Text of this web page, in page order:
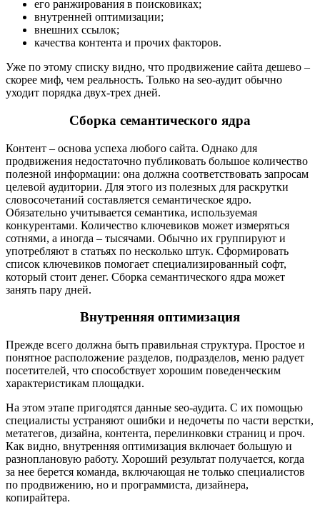
его ранжирования в поисковиках;
внутренней оптимизации;
внешних ссылок;
качества контента и прочих факторов.
Уже по этому списку видно, что продвижение сайта дешево –
скорее миф, чем реальность. Только на seo-аудит обычно
уходит порядка двух-трех дней.
Сборка семантического ядра
Контент – основа успеха любого сайта. Однако для
продвижения недостаточно публиковать большое количество
полезной информации: она должна соответствовать запросам
целевой аудитории. Для этого из полезных для раскрутки
словосочетаний составляется семантическое ядро.
Обязательно учитывается семантика, используемая
конкурентами. Количество ключевиков может измеряться
сотнями, а иногда – тысячами. Обычно их группируют и
употребляют в статьях по несколько штук. Сформировать
список ключевиков помогает специализированный софт,
который стоит денег. Сборка семантического ядра может
занять пару дней.
Внутренняя оптимизация
Прежде всего должна быть правильная структура. Простое и
понятное расположение разделов, подразделов, меню радует
посетителей, что способствует хорошим поведенческим
характеристикам площадки.
На этом этапе пригодятся данные seo-аудита. С их помощью
специалисты устраняют ошибки и недочеты по части верстки,
метатегов, дизайна, контента, перелинковки страниц и проч.
Как видно, внутренняя оптимизация включает большую и
разноплановую работу. Хороший результат получается, когда
за нее берется команда, включающая не только специалистов
по продвижению, но и программиста, дизайнера,
копирайтера.